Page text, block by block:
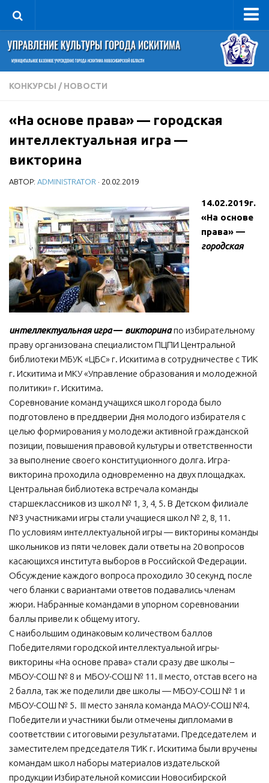
Управление
Руководитель
Сведения об организации
Книга почета культуры
Фотогалерея
Документы
Учредительные документы
Противодействие коррупции
Отчеты о деятельности
Учреждения культуры
МБУ Дом культуры «Молодость»
МБУ Дом культуры «Октябрь»
МБОУ ДО «Детская музыкальная школа»
МБУК «Искитимский городской историко-художественный
музей»
МБУ Парк культуры и отдыха им. И.В. Коротеева
МБУК «Централизованная библиотечная система»
ДК «Россия»
Афиша
Независимая оценка качества
Контакты
КОНКУРСЫ / НОВОСТИ
«На основе права» — городская
интеллектуальная игра —
викторина
АВТОР: ADMINISTRATOR · 20.02.2019
14.02.2019г.
«На основе
права» —
городская
интеллектуальная игра— викторина по избирательному
праву организована специалистом ПЦПИ Центральной
библиотеки МБУК «ЦБС» г. Искитима в сотрудничестве с ТИК
г. Искитима и МКУ «Управление образования и молодежной
политики» г. Искитима.
Соревнование команд учащихся школ города было
подготовлено в преддверии Дня молодого избирателя с
целью формирования у молодежи активной гражданской
позиции, повышения правовой культуры и ответственности
за выполнение своего конституционного долга. Игра-
викторина проходила одновременно на двух площадках.
Центральная библиотека встречала команды
старшеклассников из школ № 1, 3, 4, 5. В Детском филиале
№3 участниками игры стали учащиеся школ № 2, 8, 11.
По условиям интеллектуальной игры — викторины команды
школьников из пяти человек дали ответы на 20 вопросов
касающихся института выборов в Российской Федерации.
Обсуждение каждого вопроса проходило 30 секунд, после
чего бланки с вариантами ответов подавались членам
жюри. Набранные командами в упорном соревновании
баллы привели к общему итогу.
С наибольшим одинаковым количеством баллов
Победителями городской интеллектуальной игры-
викторины «На основе права» стали сразу две школы –
МБОУ-СОШ № 8 и МБОУ-СОШ № 11. II место, отстав всего на
2 балла, так же поделили две школы — МБОУ-СОШ № 1 и
МБОУ-СОШ № 5. III место заняла команда МАОУ-СОШ №4.
Победители и участники были отмечены дипломами в
соответствии с итоговыми результатами. Председателем и
заместителем председателя ТИК г. Искитима были вручены
командам школ наборы материалов издательской
продукции Избирательной комиссии Новосибирской